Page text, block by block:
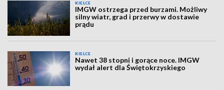
KIELCE
IMGW ostrzega przed burzami. Możliwy
silny wiatr, grad i przerwy w dostawie
prądu
KIELCE
Nawet 38 stopni i gorące noce. IMGW
wydał alert dla Świętokrzyskiego